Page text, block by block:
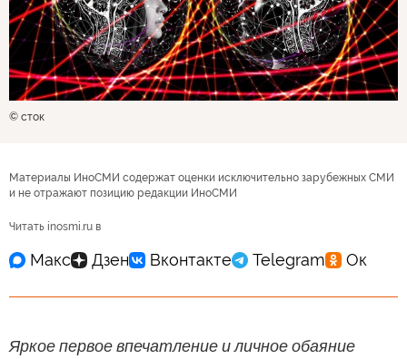
© сток
Материалы ИноСМИ содержат оценки исключительно зарубежных СМИ
и не отражают позицию редакции ИноСМИ
Читать inosmi.ru в
Яркое первое впечатление и личное обаяние